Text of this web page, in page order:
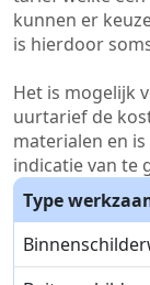
kunnen er
is hierdoor
Het is mogelijk
uurtarief de
materialen en
indicatie van te
Type